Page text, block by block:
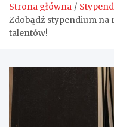
Strona główna
Zdobądź stypendium
talentów!